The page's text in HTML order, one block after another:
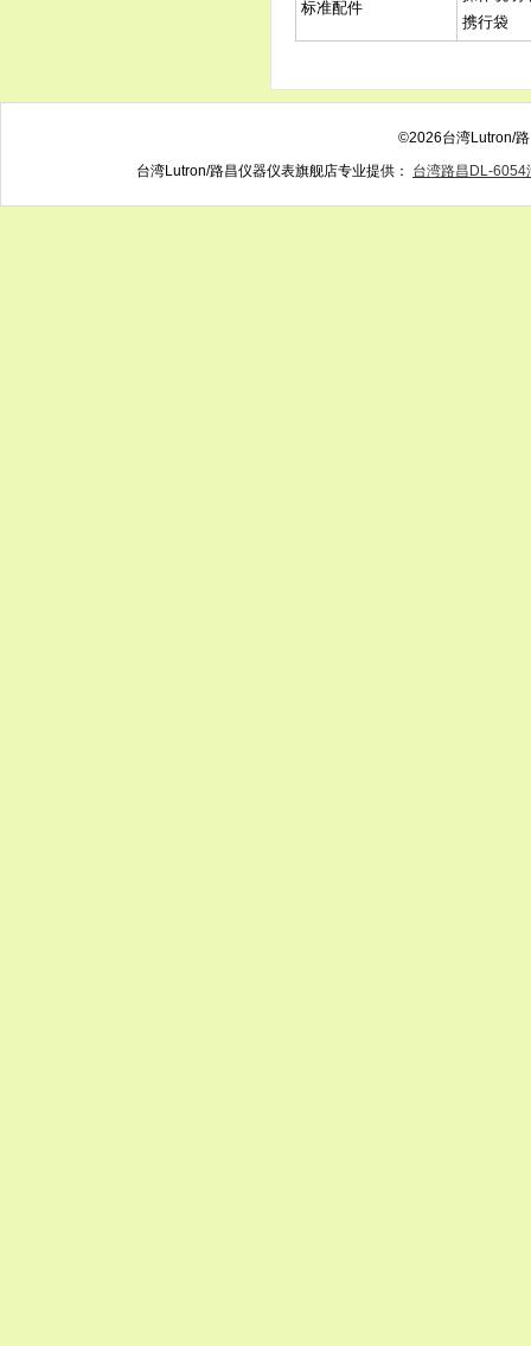
标准配件
携行袋
©2026台湾Lutron/
台湾Lutron/路昌仪器仪表旗舰店专业提供： 台湾路昌DL-